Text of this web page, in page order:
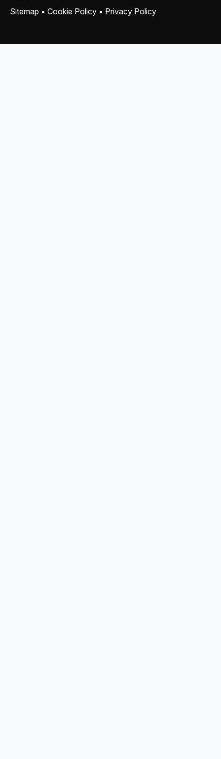
Sitemap • Cookie Policy • Privacy Policy